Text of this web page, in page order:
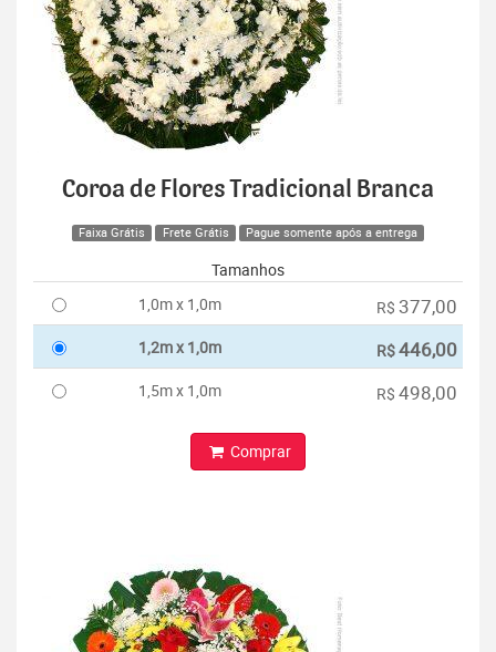
Coroa de Flores Tradicional Branca
Faixa Grátis Frete Grátis Pague somente após a entrega
Tamanhos
1,0m x 1,0m
R$ 377,00
1,2m x 1,0m R$446,00
1,5m x 1,0m R$ 498,00
Comprar